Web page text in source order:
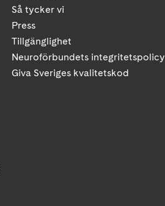
Så tycker vi
Press
Tillgänglighet
Neuroförbundets integritetspolicy
Giva Sveriges kvalitetskod